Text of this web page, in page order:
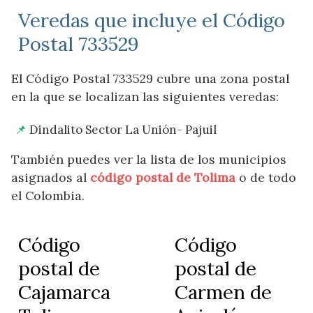
Veredas que incluye el Código
Postal 733529
El Código Postal 733529 cubre una zona postal
en la que se localizan las siguientes veredas:
Dindalito Sector La Unión- Pajuil
También puedes ver la lista de los municipios
asignados al código postal de Tolima o de todo
el Colombia.
Código
postal de
Cajamarca
Código
postal de
Carmen de